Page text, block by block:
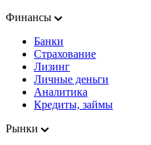
Финансы
Банки
Страхование
Лизинг
Личные деньги
Аналитика
Кредиты, займы
Рынки